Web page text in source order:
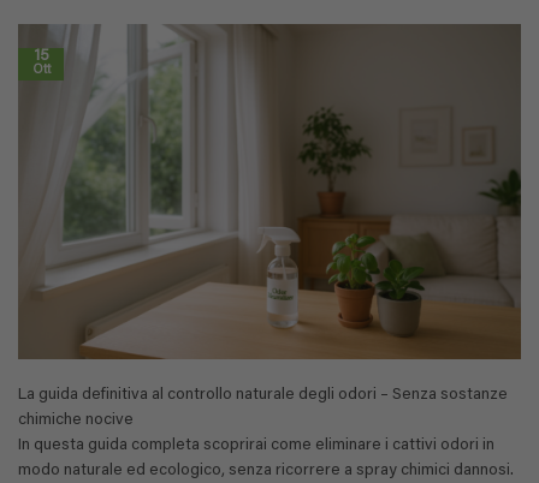
15
Ott
La guida definitiva al controllo naturale degli odori – Senza sostanze
chimiche nocive
In questa guida completa scoprirai come eliminare i cattivi odori in
modo naturale ed ecologico, senza ricorrere a spray chimici dannosi.